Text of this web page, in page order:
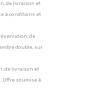
de livraison et
à conditions et
de
double, sur
de livraison et
Offre soumise à